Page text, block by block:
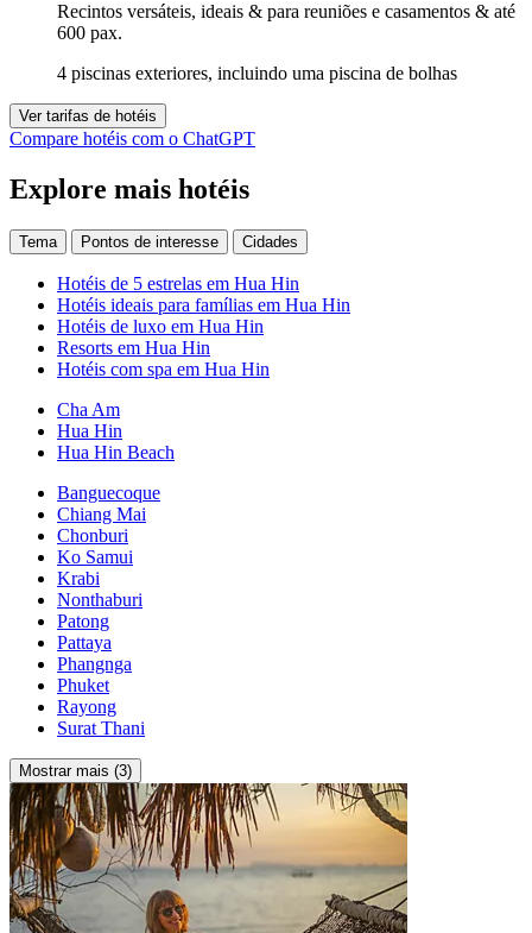
Recintos versáteis, ideais & para reuniões e casamentos & até
600 pax.
4 piscinas exteriores, incluindo uma piscina de bolhas
Ver tarifas de hotéis
Compare hotéis com o ChatGPT
Explore mais hotéis
Tema Pontos de interesse Cidades
Hotéis de 5 estrelas em Hua Hin
Hotéis ideais para famílias em Hua Hin
Hotéis de luxo em Hua Hin
Resorts em Hua Hin
Hotéis com spa em Hua Hin
Cha Am
Hua Hin
Hua Hin Beach
Banguecoque
Chiang Mai
Chonburi
Ko Samui
Krabi
Nonthaburi
Patong
Pattaya
Phangnga
Phuket
Rayong
Surat Thani
Mostrar mais (3)